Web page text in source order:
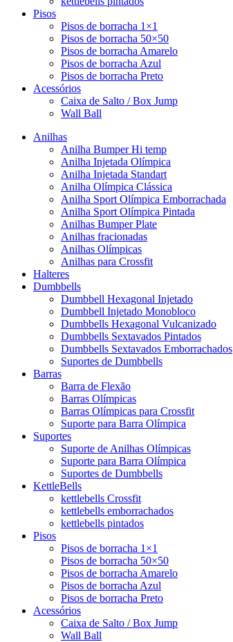
Pisos
Pisos de borracha 1×1
Pisos de borracha 50×50
Pisos de borracha Amarelo
Pisos de borracha Azul
Pisos de borracha Preto
Acessórios
Caixa de Salto / Box Jump
Wall Ball
Anilhas
Anilha Bumper Hi temp
Anilha Injetada Olímpica
Anilha Injetada Standart
Anilha Olímpica Clássica
Anilha Sport Olímpica Emborrachada
Anilha Sport Olímpica Pintada
Anilhas Bumper Plate
Anilhas fracionadas
Anilhas Olímpicas
Anilhas para Crossfit
Halteres
Dumbbells
Dumbbell Hexagonal Injetado
Dumbbell Injetado Monobloco
Dumbbells Hexagonal Vulcanizado
Dumbbells Sextavados Pintados
Dumbbells Sextavados Emborrachados
Suportes de Dumbbells
Barras
Barra de Flexão
Barras Olímpicas
Barras Olímpicas para Crossfit
Suporte para Barra Olímpica
Suportes
Suporte de Anilhas Olímpicas
Suporte para Barra Olímpica
Suportes de Dumbbells
KettleBells
kettlebells Crossfit
kettlebells emborrachados
kettlebells pintados
Pisos
Pisos de borracha 1×1
Pisos de borracha 50×50
Pisos de borracha Amarelo
Pisos de borracha Azul
Pisos de borracha Preto
Acessórios
Caixa de Salto / Box Jump
Wall Ball